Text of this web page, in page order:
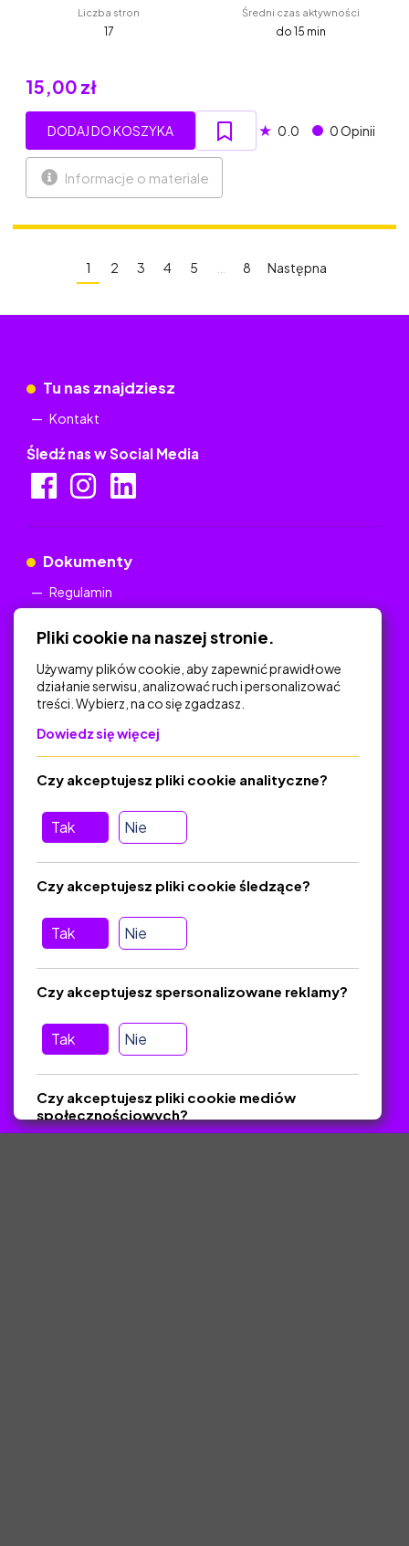
Liczba stron
17
Średni czas aktywności
do 15 min
15,00 zł
DODAJ DO KOSZYKA ★ 0.0 0 Opinii
Informacje o materiale
1 2 3 4 5 8 Następna
Tu nas znajdziesz
Kontakt
Śledź nas w Social Media
Dokumenty
Regulamin
Na skróty
Polityka Prywatności
Regulamin
O platformie
Baza materiałów dydaktycznych
Jak zostać autorem
FAQ
wiadomość nie trafiła do folderu SPAM)
Materiały chronione Prawem Autorskim.
Pliki cookie na naszej stronie.
Używamy plików cookie, aby zapewnić prawidłowe
działanie serwisu, analizować ruch i personalizować
treści. Wybierz, na co się zgadzasz.
Dowiedz się więcej
Tak Nie
Czy akceptujesz pliki cookie analityczne?
Tak Nie
Czy akceptujesz pliki cookie śledzące?
Tak Nie
Czy akceptujesz spersonalizowane reklamy?
Czy akceptujesz pliki cookie mediów
społecznościowych?